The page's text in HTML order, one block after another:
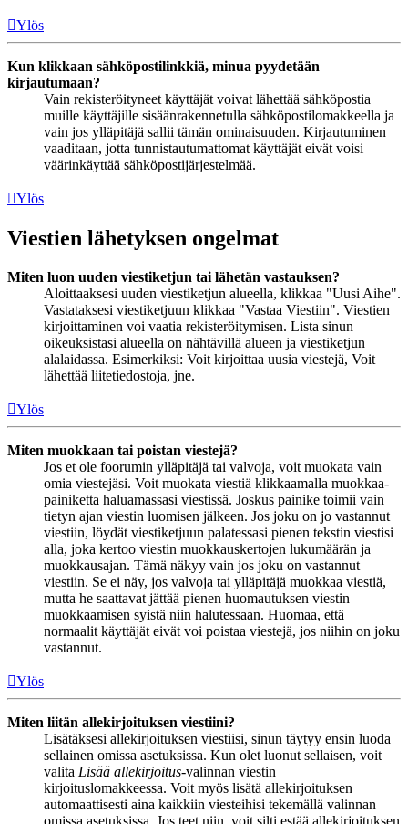
Ylös
Kun klikkaan sähköpostilinkkiä, minua pyydetään
kirjautumaan?
Vain rekisteröityneet käyttäjät voivat lähettää sähköpostia
muille käyttäjille sisäänrakennetulla sähköpostilomakkeella ja
vain jos ylläpitäjä sallii tämän ominaisuuden. Kirjautuminen
vaaditaan, jotta tunnistautumattomat käyttäjät eivät voisi
väärinkäyttää sähköpostijärjestelmää.
Ylös
Viestien lähetyksen ongelmat
Miten luon uuden viestiketjun tai lähetän vastauksen?
Aloittaaksesi uuden viestiketjun alueella, klikkaa "Uusi Aihe".
Vastataksesi viestiketjuun klikkaa "Vastaa Viestiin". Viestien
kirjoittaminen voi vaatia rekisteröitymisen. Lista sinun
oikeuksistasi alueella on nähtävillä alueen ja viestiketjun
alalaidassa. Esimerkiksi: Voit kirjoittaa uusia viestejä, Voit
lähettää liitetiedostoja, jne.
Ylös
Miten muokkaan tai poistan viestejä?
Jos et ole foorumin ylläpitäjä tai valvoja, voit muokata vain
omia viestejäsi. Voit muokata viestiä klikkaamalla muokkaa-
painiketta haluamassasi viestissä. Joskus painike toimii vain
tietyn ajan viestin luomisen jälkeen. Jos joku on jo vastannut
viestiin, löydät viestiketjuun palatessasi pienen tekstin viestisi
alla, joka kertoo viestin muokkauskertojen lukumäärän ja
muokkausajan. Tämä näkyy vain jos joku on vastannut
viestiin. Se ei näy, jos valvoja tai ylläpitäjä muokkaa viestiä,
mutta he saattavat jättää pienen huomautuksen viestin
muokkaamisen syistä niin halutessaan. Huomaa, että
normaalit käyttäjät eivät voi poistaa viestejä, jos niihin on joku
vastannut.
Ylös
Miten liitän allekirjoituksen viestiini?
Lisätäksesi allekirjoituksen viestiisi, sinun täytyy ensin luoda
sellainen omissa asetuksissa. Kun olet luonut sellaisen, voit
valita Lisää allekirjoitus-valinnan viestin
kirjoituslomakkeessa. Voit myös lisätä allekirjoituksen
automaattisesti aina kaikkiin viesteihisi tekemällä valinnan
omissa asetuksissa. Jos teet niin, voit silti estää allekirjoituksen